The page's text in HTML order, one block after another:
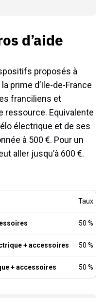
d’aide
proposés à
prime d’Ile-de-France
franciliens et
ressource. Equivalente
électrique et de ses
à 500 €. Pour un
aller jusqu’à 600 €.
Taux
50 %
+ accessoires 50 %
+ accessoires 50 %